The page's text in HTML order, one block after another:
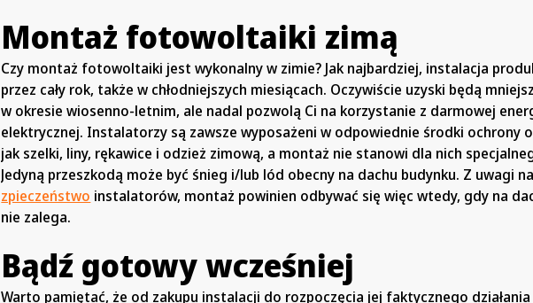
Montaż fotowoltaiki zimą
Czy montaż fotowoltaiki jest wykonalny w zimie? Jak najbardziej, instalacja
przez cały rok, także w chłodniejszych miesiącach. Oczywiście uzyski będą
w okresie wiosenno-letnim, ale nadal pozwolą Ci na korzystanie z darmowej
elektrycznej. Instalatorzy są zawsze wyposażeni w odpowiednie środki ochrony
jak szelki, liny, rękawice i odzież zimową, a montaż nie stanowi dla nich
Jedyną przeszkodą może być śnieg i/lub lód obecny na dachu budynku. Z uwagi
zpieczeństwo instalatorów, montaż powinien odbywać się więc wtedy, gdy na
nie zalega.
Bądź gotowy wcześniej
Warto pamiętać, że od zakupu instalacji do rozpoczęcia jej faktycznego